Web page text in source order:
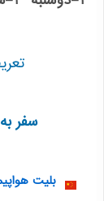
سفر
بلیت